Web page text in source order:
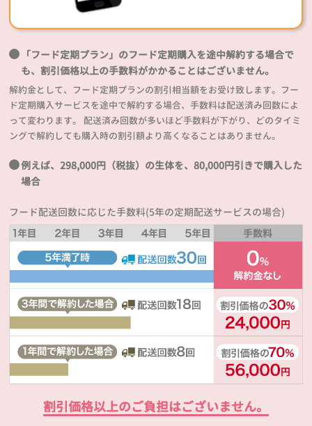
「フード定期プラン」のフード定期購入を途中解約する場合で
も、割引価格以上の手数料がかかることはございません。
解約金として、フード定期プランの割引相当額をお受け致します。フー
ド定期購入サービスを途中で解約する場合、手数料は配送済み回数によ
って変わります。 配送済み回数が多いほど手数料が下がり、どのタイミ
ングで解約しても購入時の割引額より高くなることはありません。
例えば、298,000円（税抜）の生体を、80,000円引きで購入した
場合
フード配送回数に応じた手数料(5年の定期配送サービスの場合)
割引価格以上のご負担はございません。